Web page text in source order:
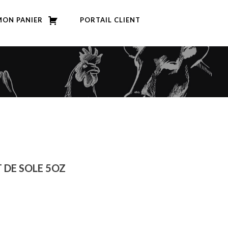
PANIER PORTAIL CLIENT
SOLE 5OZ